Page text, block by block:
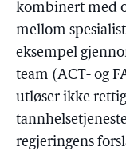
kombinert med
mellom
eksempel
team (ACT- og
utløser ikke
regjeringens